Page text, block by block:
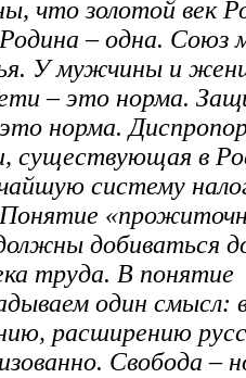
что золотой век
Родина – одна.
У мужчины и
– это норма.
норма.
существующая в
систему
добиваться
труда. В понятие
один смысл:
расширению
Свобода –